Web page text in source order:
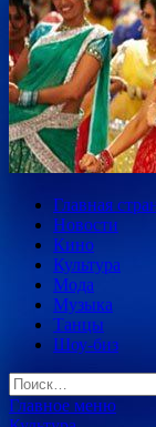
Главная
Новости
Кино
Культура
Мода
Музыка
Танцы
Шоу-биз
Найти:
Главное меню